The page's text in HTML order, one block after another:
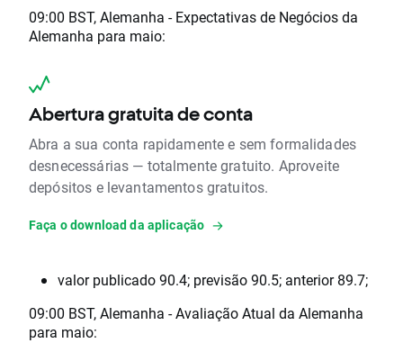
09:00 BST, Alemanha - Expectativas de Negócios da
Alemanha para maio:
Abertura gratuita de conta
Abra a sua conta rapidamente e sem formalidades
desnecessárias — totalmente gratuito. Aproveite
depósitos e levantamentos gratuitos.
Faça o download da aplicação
valor publicado 90.4; previsão 90.5; anterior 89.7;
09:00 BST, Alemanha - Avaliação Atual da Alemanha
para maio: